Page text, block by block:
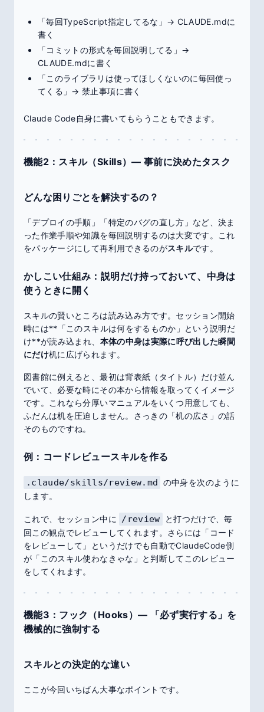
「毎回TypeScript指定してるな」→ CLAUDE.mdに
書く
「コミットの形式を毎回説明してる」→
CLAUDE.mdに書く
「このライブラリは使ってほしくないのに毎回使っ
てくる」→ 禁止事項に書く
Claude Code自身に書いてもらうこともできます。
機能2：スキル（Skills）― 事前に決めたタスク
どんな困りごとを解決するの？
「デプロイの手順」「特定のバグの直し方」など、決ま
った作業手順や知識を毎回説明するのは大変です。これ
をパッケージにして再利用できるのがスキルです。
かしこい仕組み：説明だけ持っておいて、中身は
使うときに開く
スキルの賢いところは読み込み方です。セッション開始
時には**「このスキルは何をするものか」という説明だ
け**が読み込まれ、 本体の中身は実際に呼び出した瞬間
にだけ机に広げられます。
図書館に例えると、最初は背表紙（タイトル）だけ並ん
でいて、必要な時にその本から情報を取ってくイメージ
です。これなら分厚いマニュアルをいくつ用意しても、
ふだんは机を圧迫しません。さっきの「机の広さ」の話
そのものですね。
例：コードレビュースキルを作る
.claude/skills/review.md の中身を次のように
します。
これで、セッション中に /review
と打つだけで、毎
回この観点でレビューしてくれます。さらには「コード
をレビューして」というだけでも自動でClaudeCode側
が「このスキル使わなきゃな」と判断してこのレビュー
をしてくれます。
機能3：フック（Hooks）― 「必ず実行する」を
機械的に強制する
スキルとの決定的な違い
ここが今回いちばん大事なポイントです。